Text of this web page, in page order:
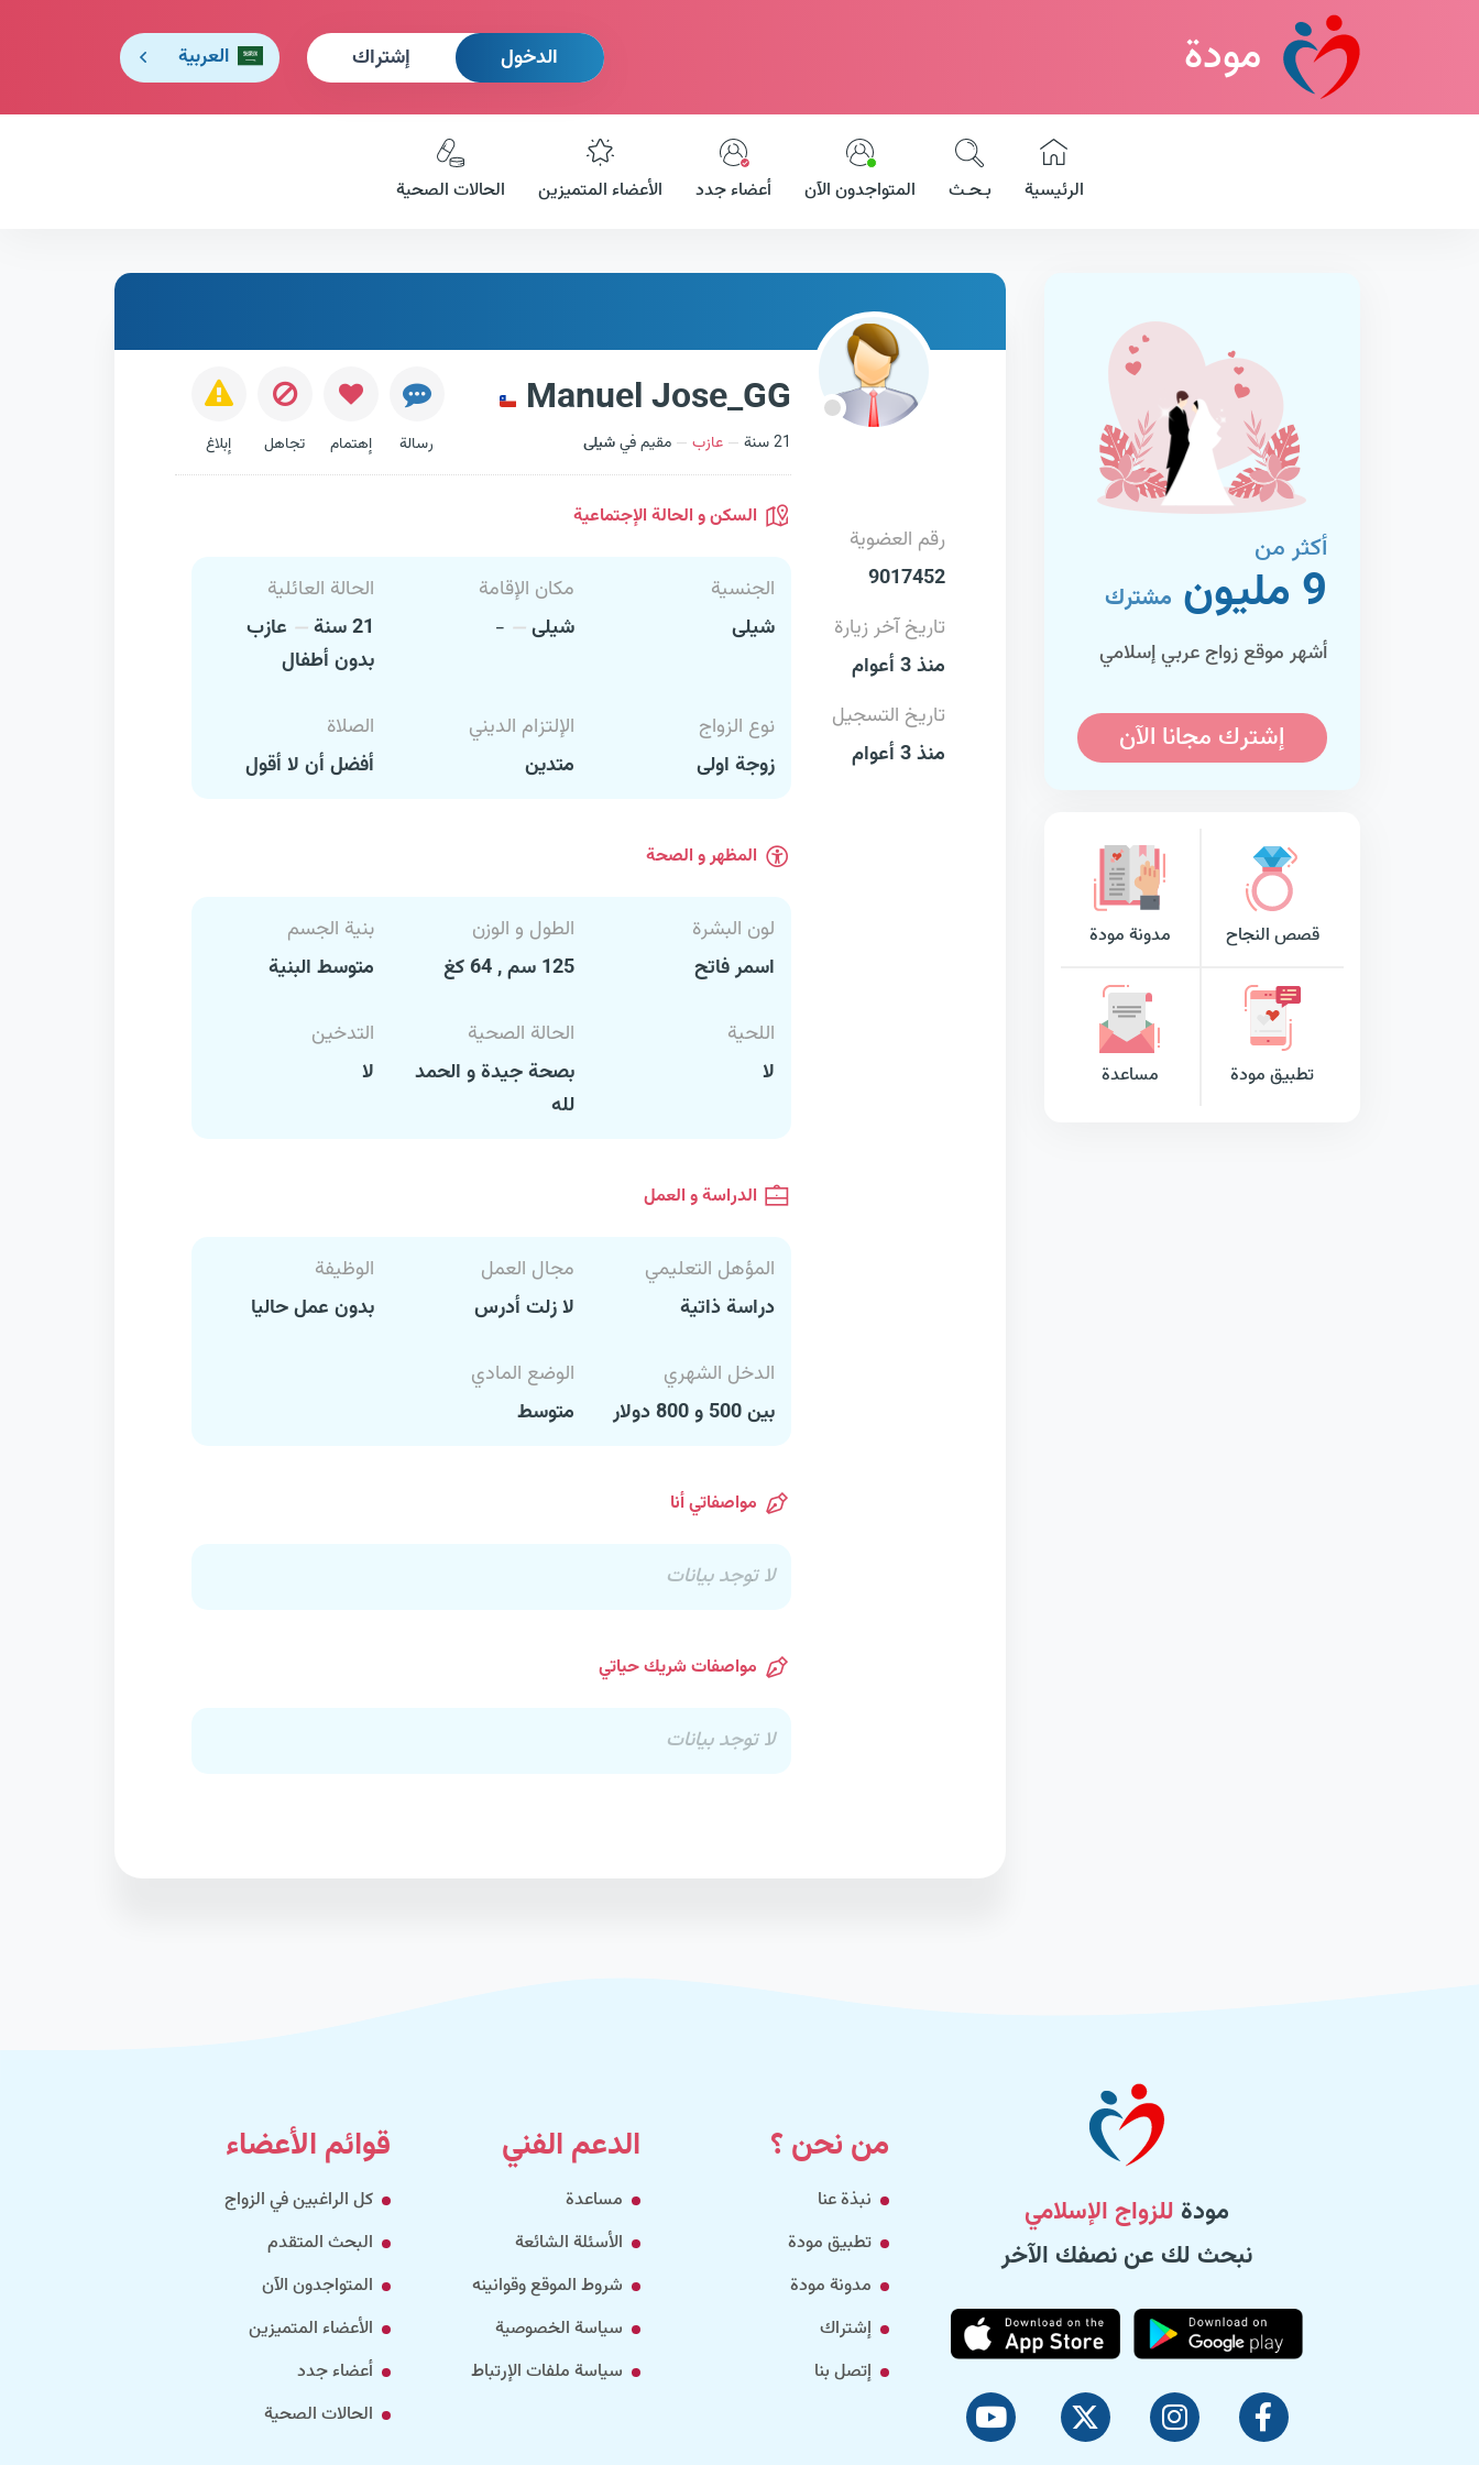
مودة الدخول إشتراك العربية
الرئيسية بـحـث المتواجدون الآن أعضاء جدد الأعضاء المتميزين الحالات الصحية
أكثر من
9 مليون مشترك
أشهر موقع زواج عربي إسلامي
إشترك مجانا الآن
قصص النجاح مدونة مودة
تطبيق مودة مساعدة
Manuel Jose_GG
21 سنة عازب مقيم فيشيلى رسالة إهتمام تجاهل إبلاغ
رقم العضوية
9017452
تاريخ آخر زيارة
منذ 3 أعوام
تاريخ التسجيل
منذ 3 أعوام
السكن و الحالة الإجتماعية
الجنسية
شيلى
مكان الإقامة
شيلى
-
الحالة العائلية
21 سنة
عازب
بدون أطفال
نوع الزواج
زوجة اولى
الإلتزام الديني
متدين
الصلاة
أفضل أن لا أقول
المظهر و الصحة
لون البشرة
اسمر فاتح
الطول و الوزن
125 سم , 64 كغ
بنية الجسم
متوسط البنية
اللحية
لا
الحالة الصحية
بصحة جيدة و الحمد
لله
التدخين
لا
الدراسة و العمل
المؤهل التعليمي
دراسة ذاتية
مجال العمل
لا زلت أدرس
الوظيفة
بدون عمل حاليا
الدخل الشهري
بين 500 و 800 دولار
الوضع المادي
متوسط
مواصفاتي أنا
لا توجد بيانات
مواصفات شريك حياتي
لا توجد بيانات
مودة للزواج الإسلامي
نبحث لك عن نصفك الآخر
من نحن ؟
نبذة عنا
تطبيق مودة
مدونة مودة
إشتراك
إتصل بنا
الدعم الفني
مساعدة
الأسئلة الشائعة
شروط الموقع وقوانينه
سياسة الخصوصية
سياسة ملفات الإرتباط
قوائم الأعضاء
كل الراغبين في الزواج
البحث المتقدم
المتواجدون الآن
الأعضاء المتميزين
أعضاء جدد
الحالات الصحية